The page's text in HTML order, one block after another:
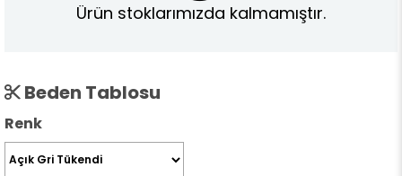
Ürün stoklarımızda kalmamıştır.
Beden Tablosu
Renk